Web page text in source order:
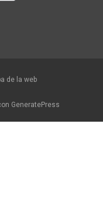
de la web
GeneratePress